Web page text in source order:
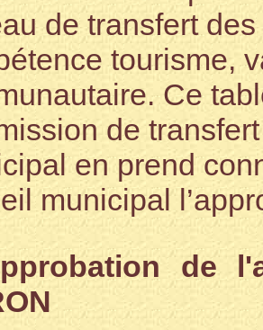
de transfert
tourisme,
Ce
de
en prend
municipal
de